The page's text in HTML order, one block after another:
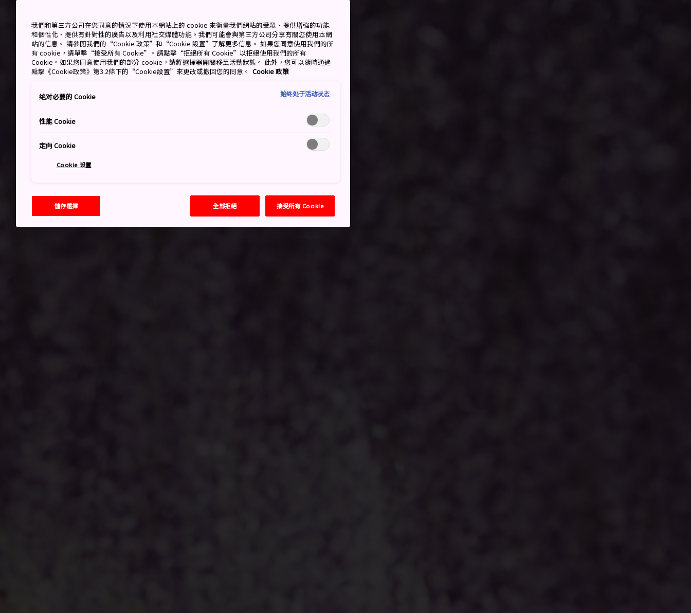
我們和第三方公司在您同意的情況下使用本網站上的 cookie 來衡量我們網站的受眾、提供增強的功能
和個性化、提供有針對性的廣告以及利用社交媒體功能。我們可能會與第三方公司分享有關您使用本網
站的信息。 請參閱我們的“Cookie 政策”和“Cookie 設置”了解更多信息。 如果您同意使用我們的所
有 cookie，請單擊“接受所有 Cookie”。請點擊“拒絕所有 Cookie”以拒絕使用我們的所有
Cookie。如果您同意使用我們的部分 cookie，請將選擇器開關移至活動狀態。 此外，您可以隨時通過
點擊《Cookie政策》第3.2條下的“Cookie設置”來更改或撤回您的同意。 Cookie 政策
绝对必要的 Cookie 始终处于活动状态
性能 Cookie
定向 Cookie
Cookie 设置
儲存選擇 全部拒絕 接受所有 Cookie